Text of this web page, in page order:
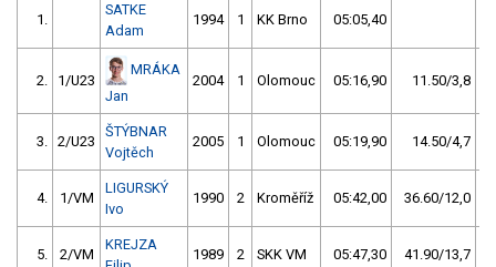
1.
SATKE
Adam
1994 1 KK Brno 05:05,40
2. 1/U23
MRÁKA
Jan
2004 1 Olomouc 05:16,90 11.50/3,8
3. 2/U23
ŠTÝBNAR
Vojtěch
2005 1 Olomouc 05:19,90 14.50/4,7
4. 1/VM
LIGURSKÝ
Ivo
1990 2 Kroměříž 05:42,00 36.60/12,0
5. 2/VM
KREJZA
1989 2 SKK VM 05:47,30 41.90/13,7